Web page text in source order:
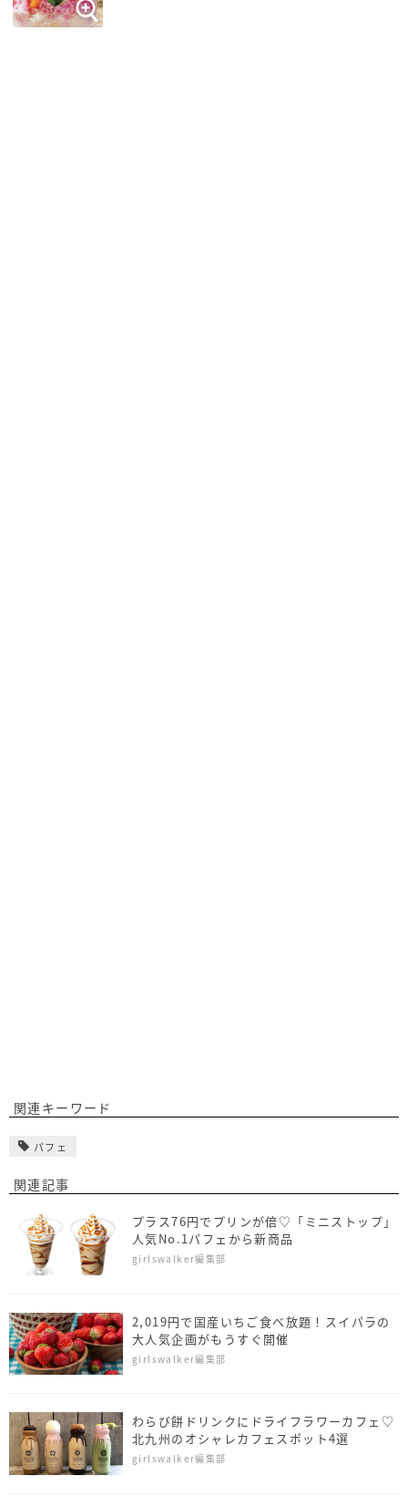
関連キーワード
パフェ
関連記事
プラス76円でプリンが倍♡「ミニストップ」
人気No.1パフェから新商品
girlswalker編集部
2,019円で国産いちご食べ放題！スイパラの
大人気企画がもうすぐ開催
girlswalker編集部
わらび餅ドリンクにドライフラワーカフェ♡
北九州のオシャレカフェスポット4選
girlswalker編集部